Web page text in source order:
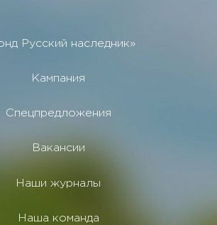
Русский наследник»
Кампания
Спецпредложения
Вакансии
Наши журналы
Наша команда